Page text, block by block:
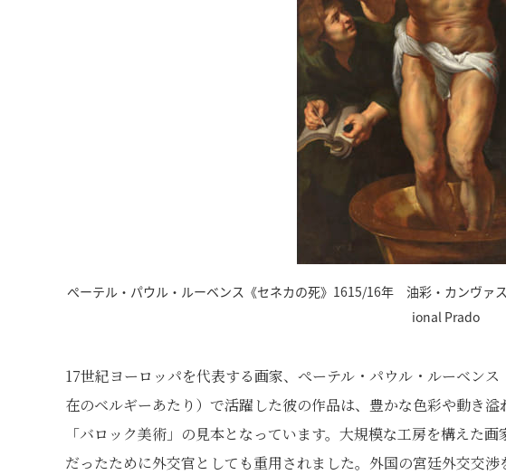
ぺーテル・パウル・ルーベンス《セネカの死》1615/16年 油彩・カンヴ
ional Prado
17世紀ヨーロッパを代表する画家、ぺーテル・パウル・ルーベン
在のベルギーあたり）で活躍した彼の作品は、豊かな色彩や動き
「バロック美術」の見本となっています。大規模な工房を構えた
だったために外交官としても重用されました。外国の宮廷外交交